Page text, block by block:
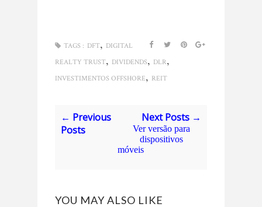
TAGS : DFT, DIGITAL
REALTY TRUST, DIVIDENDS, DLR,
INVESTIMENTOS OFFSHORE, REIT
← Previous
Posts
Next Posts →
Ver versão para
dispositivos
móveis
YOU MAY ALSO LIKE